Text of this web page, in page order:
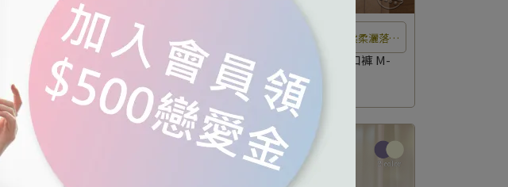
風中瀰漫著花香，晨光如水柔柔灑落在
花瓣上，彷彿置身於夢幻仙境中無法自
拔。
馥朵晨香系列 刺繡低腰平口褲 M-
XL(晨光金)
NT$1,380
風中瀰漫著花香，晨光如水柔柔灑落在
花瓣上，彷彿置身於夢幻仙境中無法自
拔。
馥朵晨香系列 刺繡低腰平口褲 M-
XL(馥香紫)
NT$1,380